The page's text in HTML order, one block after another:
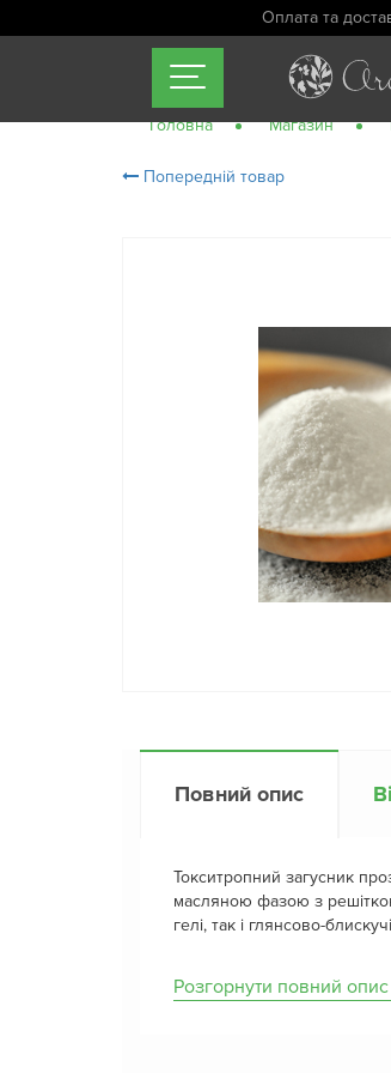
Оплата та
Головна Магазин
Попередній товар
Повний опис
Токситропний загусник
масляною фазою з
гелі, так і глянсово-
Розгорнути повний опис